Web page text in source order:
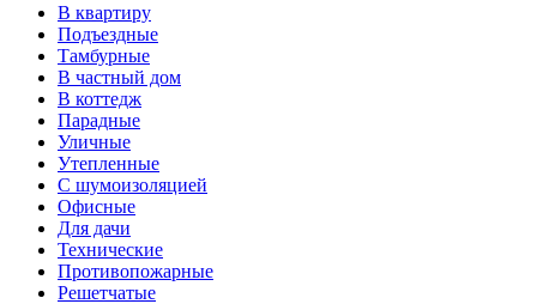
В квартиру
Подъездные
Тамбурные
В частный дом
В коттедж
Парадные
Уличные
Утепленные
С шумоизоляцией
Офисные
Для дачи
Технические
Противопожарные
Решетчатые